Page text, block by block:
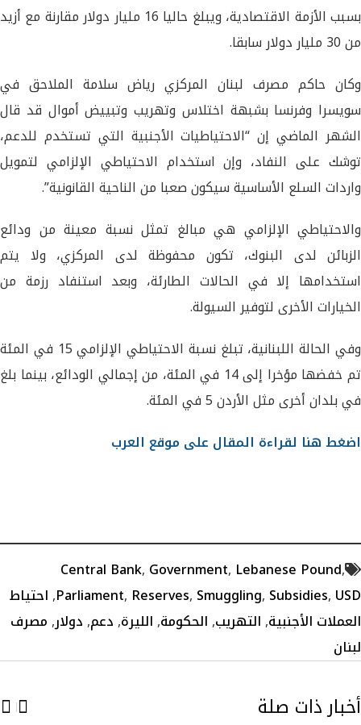
بسبب الأزمة الاقتصادية، ويبلغ حاليا 16 مليار دولار مقارنة مع أزيد
من 30 مليار دولار سابقا.
وكان حاكم مصرف لبنان المركزي رياض سلامة الملاحق في
سويسرا وفرنسا بشبهة اختلاس وتهريب وتبييض أموال قد قال
الشهر الماضي إن “الاحتياطيات الأجنبية التي تستخدم للدعم،
توشك على النفاد، وإن استخدام الاحتياطي الإلزامي لتمويل
واردات السلع الأساسية سيكون صعبا من الناحية القانونية”.
والاحتياطي الإلزامي هي مبالغ تمثل نسبة معينة من ودائع
الزبائن لدى البنوك، تكون محفوظة لدى المركزي، ولا يتم
استخدامها إلا في الحالات الطارئة، وبعد استنفاد رزمة من
الخيارات الأخرى لتوفير السيولة.
وفي الحالة اللبنانية، تبلغ نسبة الاحتياطي الإلزامي 15 في المئة
تم خفضها مؤخرا إلى 14 في المئة، من إجمالي الودائع، بينما بلغ
في بلدان أخرى مثل الأردن 5 في المئة.
اضغط هنا لقراءة المقال على موقع العرب
Central Bank, Government, Lebanese Pound,
Parliament, Reserves, Smuggling, Subsidies, USD
,احتياط
العملات الأجنبية,التهريب,الحكومة,الليرة,دعم,دولار,مصرف
لبنان
أخبار ذات صلة